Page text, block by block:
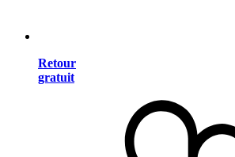
Retour
gratuit